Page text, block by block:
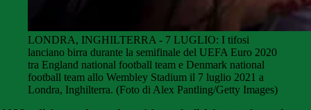
LONDRA, INGHILTERRA - 7 LUGLIO: I tifosi
lanciano birra durante la semifinale del UEFA Euro 2020
tra England national football team e Denmark national
football team allo Wembley Stadium il 7 luglio 2021 a
Londra, Inghilterra. (Foto di Alex Pantling/Getty Images)